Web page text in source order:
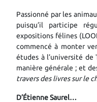
Passionné par les
puisqu’il participe
expositions félines
commencé à monter
études à l’université de
manière générale ; et
travers des livres sur le
D’Étienne Saurel…